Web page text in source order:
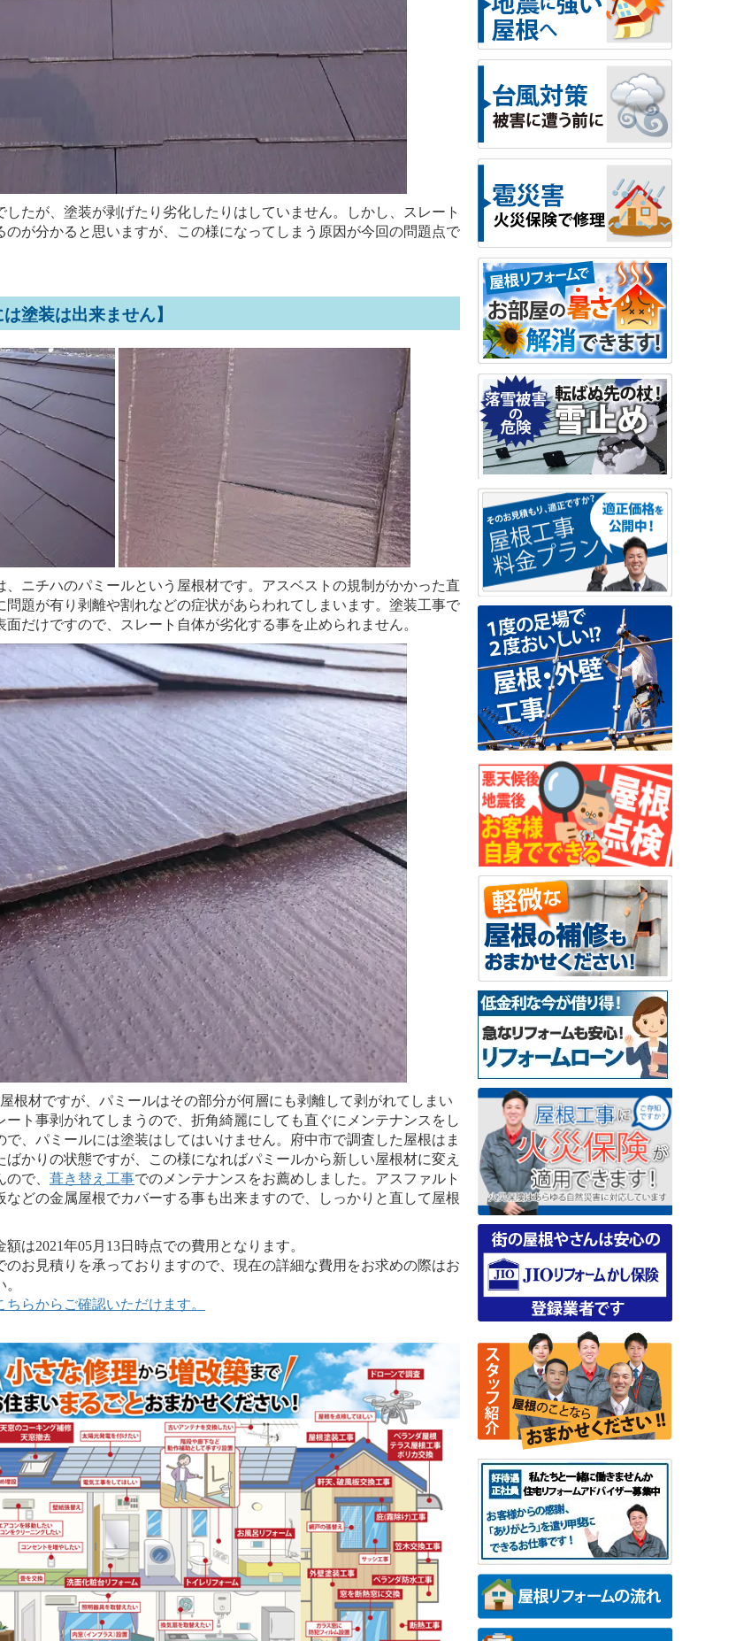
たが、塗装が剥げたり劣化したりはしていません。しかし、スレート
のが分かると思いますが、この様になってしまう原因が今回の問題点で
塗装は出来ません】
、ニチハのパミールという屋根材です。アスベストの規制がかかった直
問題が有り剥離や割れなどの症状があらわれてしまいます。塗装工事で
だけですので、スレート自体が劣化する事を止められません。
根材ですが、パミールはその部分が何層にも剥離して剥がれてしまい
ート事剥がれてしまうので、折角綺麗にしても直ぐにメンテナンスをし
、パミールには塗装はしてはいけません。府中市で調査した屋根はま
かりの状態ですが、この様になればパミールから新しい屋根材に変え
で、 葺き替え工事でのメンテナンスをお薦めしました。アスファルト
などの金属屋根でカバーする事も出来ますので、しっかりと直して屋根
は2021年05月13日時点での費用となります。
お見積りを承っておりますので、現在の詳細な費用をお求めの際はお
らからご確認いただけます。